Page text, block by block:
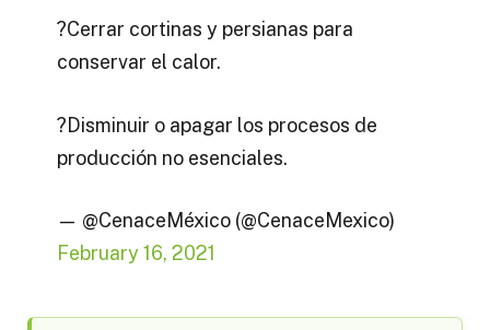
?Cerrar cortinas y persianas para
conservar el calor.
?Disminuir o apagar los procesos de
producción no esenciales.
— @CenaceMéxico (@CenaceMexico)
February 16, 2021